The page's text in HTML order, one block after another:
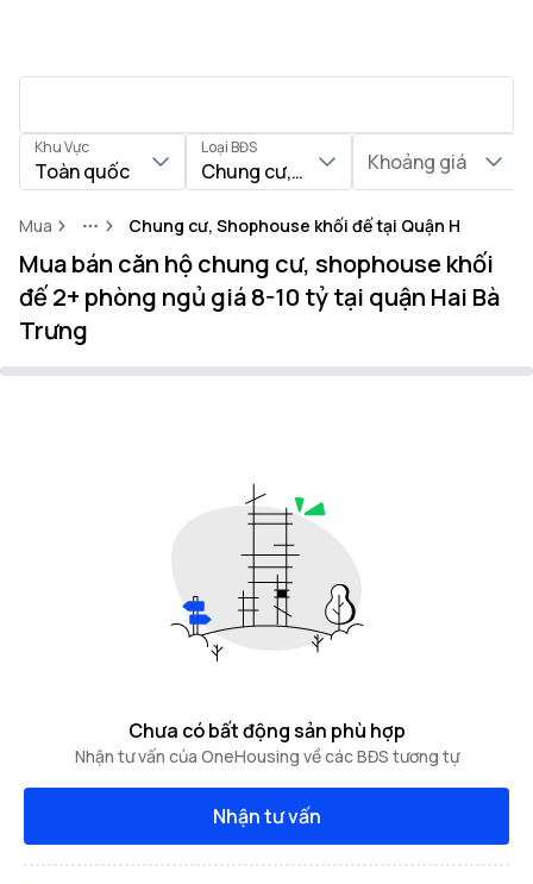
Khu Vực
Toàn quốc
Loại BĐS
Chung cư, Shophouse khối đế
Khoảng giá
Mua MoreChung cư, Shophouse khối đế tại Quận Hai Bà
Mua bán căn hộ chung cư, shophouse khối
đế 2+ phòng ngủ giá 8-10 tỷ tại quận Hai Bà
Trưng
Chưa có bất động sản phù hợp
Nhận tư vấn của OneHousing về các BĐS tương tự
Nhận tư vấn